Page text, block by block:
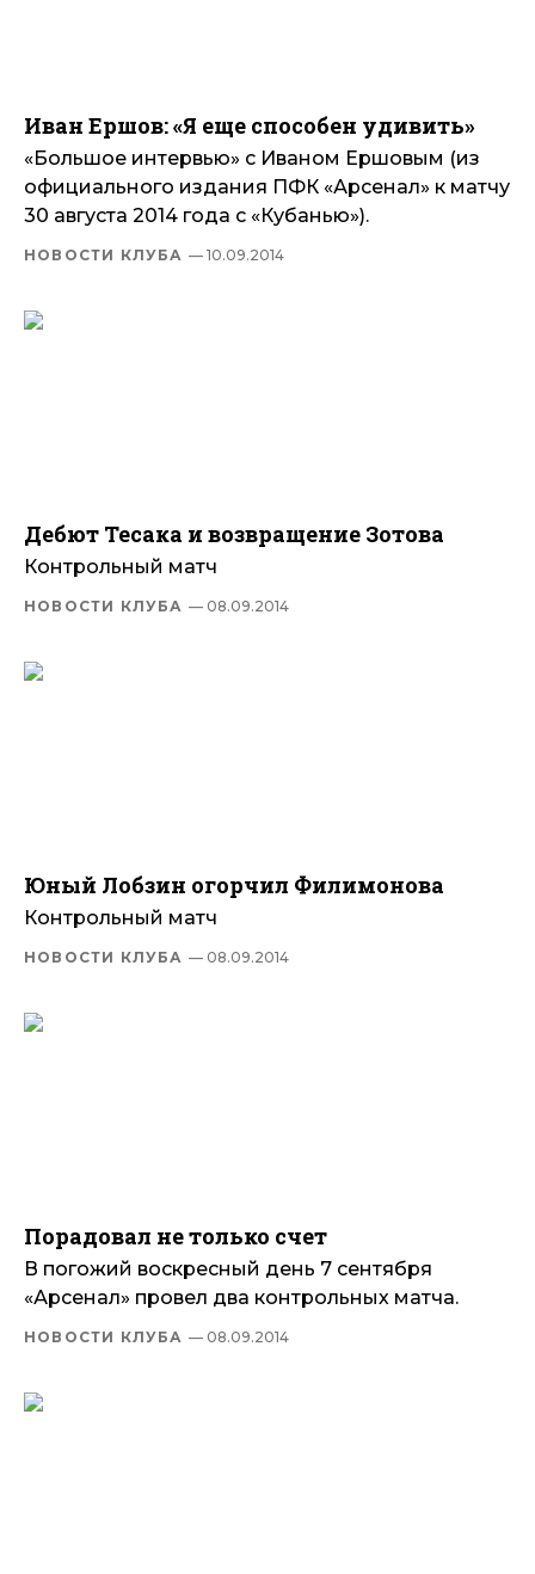
Иван Ершов: «Я еще способен удивить»
«Большое интервью» с Иваном Ершовым (из
официального издания ПФК «Арсенал» к матчу
30 августа 2014 года с «Кубанью»).
НОВОСТИ КЛУБА — 10.09.2014
Дебют Тесака и возвращение Зотова
Контрольный матч
НОВОСТИ КЛУБА — 08.09.2014
Юный Лобзин огорчил Филимонова
Контрольный матч
НОВОСТИ КЛУБА — 08.09.2014
Порадовал не только счет
В погожий воскресный день 7 сентября
«Арсенал» провел два контрольных матча.
НОВОСТИ КЛУБА — 08.09.2014